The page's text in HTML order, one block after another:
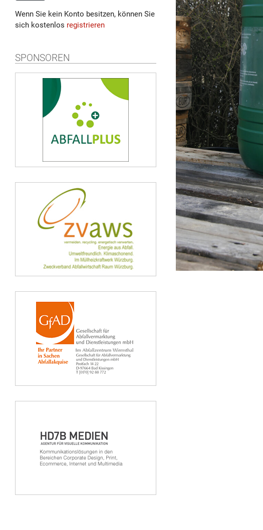
Wenn Sie kein Konto besitzen, können Sie
sich kostenlos registrieren
SPONSOREN